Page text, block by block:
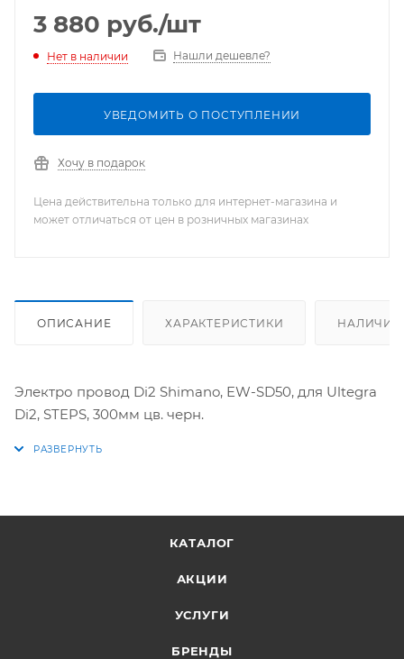
3 880 руб./шт
Нет в наличии Нашли дешевле?
УВЕДОМИТЬ О ПОСТУПЛЕНИИ
Хочу в подарок
Цена действительна только для интернет-магазина и
может отличаться от цен в розничных магазинах
ОПИСАНИЕ ХАРАКТЕРИСТИКИ НАЛИЧИЕ
Электро провод Di2 Shimano, EW-SD50, для Ultegra
Di2, STEPS, 300мм цв. черн.
КАТАЛОГ
АКЦИИ
УСЛУГИ
БРЕНДЫ